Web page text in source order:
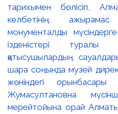
тарихымен бөлісіп,
келбетінің
монументалды
ізденістері туралы
қатысушылардың
шара соңында музей
жөніндегі
Жумасултановна
мерейтойына орай Алматы